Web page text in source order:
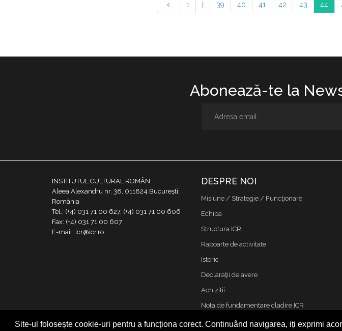
Site-ul folosește cookie-uri pentru a funcționa corect. Continuând navigarea, iți exprimi
1 39 40 41 42 43 44
Abonează-te la
INSTITUTUL CULTURAL ROMÂN
Aleea Alexandru nr. 38, 011824 București,
România
Tel.: (+4) 031 71 00 627, (+4) 031 71 00 606
Fax: (+4) 031 71 00 607
E-mail: icr@icr.ro
DESPRE NOI
Misiune / Strategie / Funcţionare
Echipa
Structura ICR
Rapoarte de activitate
Istoric
Declaraţii de avere
Achizitii
Nota de fundamentare cladire ICR
Contact